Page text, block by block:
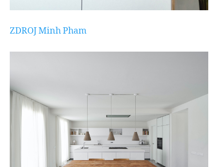
ZDROJMinh Pham